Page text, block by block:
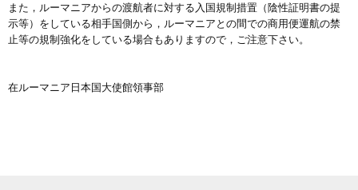
また，ルーマニアからの渡航者に対する入国規制措置（陰性証明書の提
示等）をしている相手国側から，ルーマニアとの間での商用便運航の禁
止等の規制強化をしている場合もありますので，ご注意下さい。
在ルーマニア日本国大使館領事部